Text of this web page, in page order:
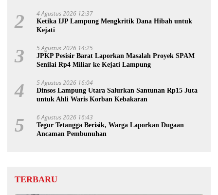
2 4 Agustus 2026 12:37
Ketika IJP Lampung Mengkritik Dana Hibah untuk
Kejati
3 5 Agustus 2026 14:25
JPKP Pesisir Barat Laporkan Masalah Proyek SPAM
Senilai Rp4 Miliar ke Kejati Lampung
4 5 Agustus 2026 16:04
Dinsos Lampung Utara Salurkan Santunan Rp15 Juta
untuk Ahli Waris Korban Kebakaran
5 6 Agustus 2026 16:43
Tegur Tetangga Berisik, Warga Laporkan Dugaan
Ancaman Pembunuhan
TERBARU